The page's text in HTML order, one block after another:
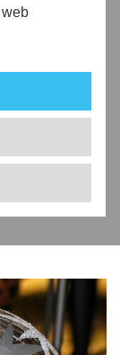
a chtěli
1. října do
služby
Liberecku.
to, co již